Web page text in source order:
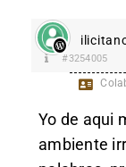
#3254005
Yo de aqui
ambiente